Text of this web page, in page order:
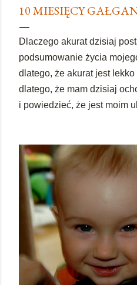
10 MIESIĘCY
Dlaczego akurat dzisiaj
podsumowanie życia
dlatego, że akurat jest
dlatego, że mam dzisiaj
i powiedzieć, że jest moim